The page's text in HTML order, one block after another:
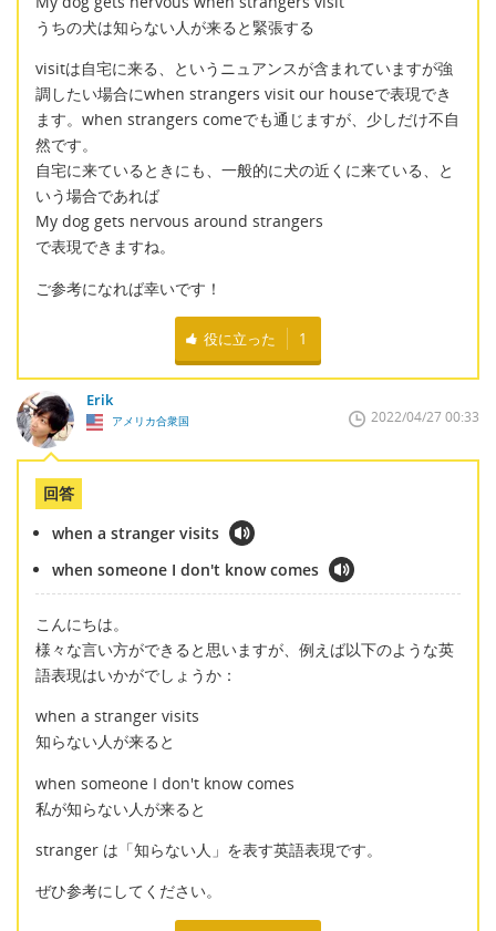
うちの犬は知らない人が来ると緊張する
visitは自宅に来る、というニュアンスが含まれていますが強
調したい場合にwhen strangers visit our houseで表現でき
ます。when strangers comeでも通じますが、少しだけ不自
然です。
自宅に来ているときにも、一般的に犬の近くに来ている、と
いう場合であれば
My dog gets nervous around strangers
で表現できますね。
ご参考になれば幸いです！
役に立った 1
Erik
アメリカ合衆国 2022/04/27 00:33
回答
when a stranger visits
when someone I don't know comes
こんにちは。
様々な言い方ができると思いますが、例えば以下のような英
語表現はいかがでしょうか：
when a stranger visits
知らない人が来ると
when someone I don't know comes
私が知らない人が来ると
stranger は「知らない人」を表す英語表現です。
ぜひ参考にしてください。